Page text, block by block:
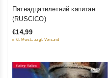
5
Пятнадцатилетний капитан
(RUSCICO)
€14,99
inkl. Mwst., zzgl. Versand